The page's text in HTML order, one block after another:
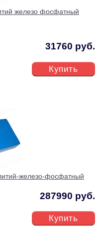
железо фосфатный
31760 руб.
Купить
железо-фосфатный
287990 руб.
Купить